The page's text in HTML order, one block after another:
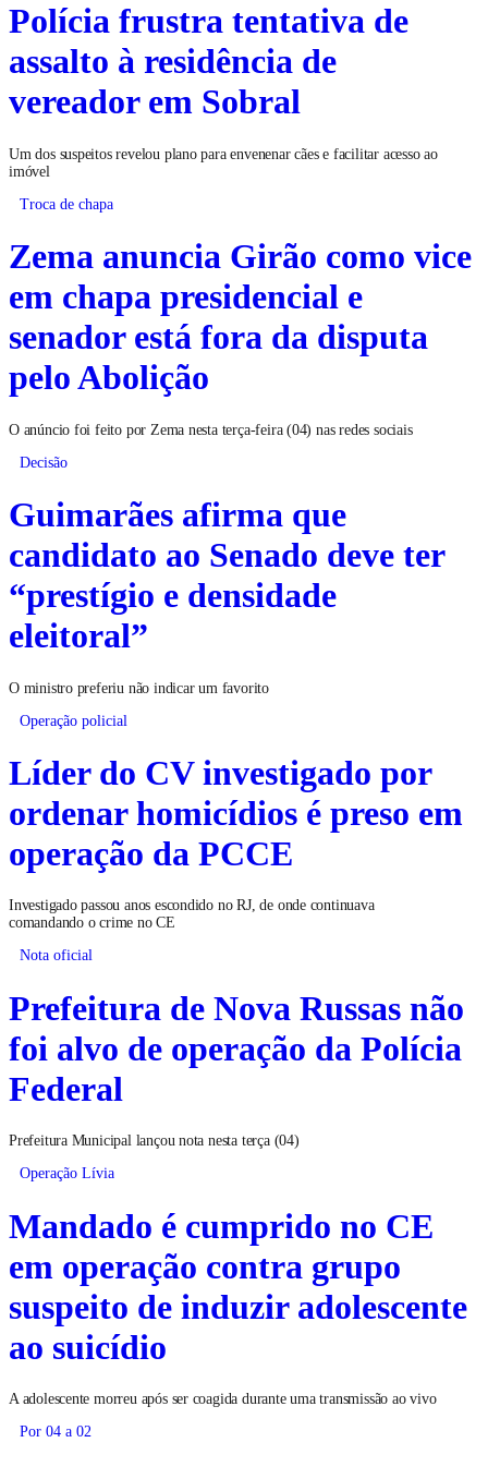
Polícia frustra tentativa de
assalto à residência de
vereador em Sobral
Um dos suspeitos revelou plano para envenenar cães e facilitar acesso ao
imóvel
Troca de chapa
Zema anuncia Girão como vice
em chapa presidencial e
senador está fora da disputa
pelo Abolição
O anúncio foi feito por Zema nesta terça-feira (04) nas redes sociais
Decisão
Guimarães afirma que
candidato ao Senado deve ter
“prestígio e densidade
eleitoral”
O ministro preferiu não indicar um favorito
Operação policial
Líder do CV investigado por
ordenar homicídios é preso em
operação da PCCE
Investigado passou anos escondido no RJ, de onde continuava
comandando o crime no CE
Nota oficial
Prefeitura de Nova Russas não
foi alvo de operação da Polícia
Federal
Prefeitura Municipal lançou nota nesta terça (04)
Operação Lívia
Mandado é cumprido no CE
em operação contra grupo
suspeito de induzir adolescente
ao suicídio
A adolescente morreu após ser coagida durante uma transmissão ao vivo
Por 04 a 02